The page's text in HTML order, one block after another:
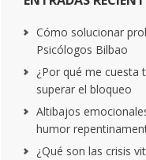
Cómo solucionar
Psicólogos Bilbao
¿Por qué me cuesta
superar el bloqueo
Altibajos
humor
¿Qué son las crisis